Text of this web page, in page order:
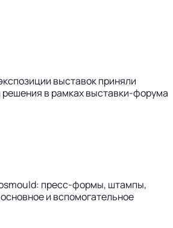
выставок приняли
решения в рамках выставки-форума
пресс-формы, штампы,
и вспомогательное